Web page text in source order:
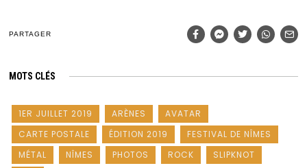
PARTAGER
MOTS CLÉS
1ER JUILLET 2019 ARÈNES
AVATAR
CARTE POSTALE
ÉDITION 2019
FESTIVAL DE NÎMES
MÉTAL
NÎMES PHOTOS ROCK
SLIPKNOT